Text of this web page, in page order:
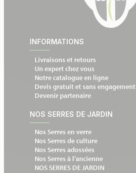
INFORMATIONS
Livraisons et retours
Un expert chez vous
Notre catalogue en ligne
Devis gratuit et sans engagement
Devenir partenaire
NOS SERRES DE JARDIN
Nos Serres en verre
Nos Serres de culture
Nos Serres adossées
Nos Serres à l’ancienne
NOS SERRES DE JARDIN